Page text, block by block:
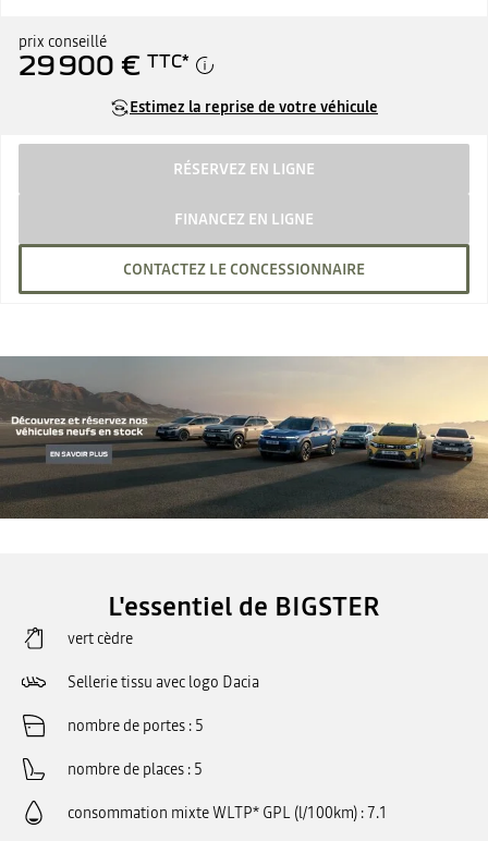
prix conseillé
29 900 € TTC*
Estimez la reprise de votre véhicule
RÉSERVEZ EN LIGNE
FINANCEZ EN LIGNE
CONTACTEZ LE CONCESSIONNAIRE
L'essentiel de BIGSTER
vert cèdre
Sellerie tissu avec logo Dacia
nombre de portes 5
nombre de places 5
consommation mixte WLTP* GPL (l/100km) 7.1